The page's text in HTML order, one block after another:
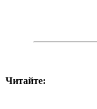
Читайте: